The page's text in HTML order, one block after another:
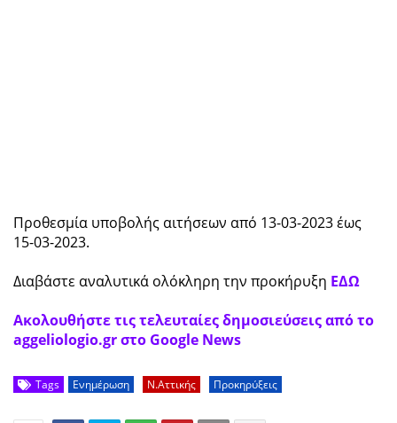
Προθεσμία υποβολής αιτήσεων από 13-03-2023 έως
15-03-2023.
Διαβάστε αναλυτικά ολόκληρη την προκήρυξη ΕΔΩ
Ακολουθήστε τις τελευταίες δημοσιεύσεις από το
aggeliologio.gr στο Google News
Tags Ενημέρωση Ν.Αττικής Προκηρύξεις